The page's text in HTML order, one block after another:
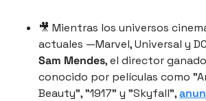
🎥 Mientras los universos
Sam Mendes, el director
conocido por películas como
Beauty", "1917" y "Skyfall",